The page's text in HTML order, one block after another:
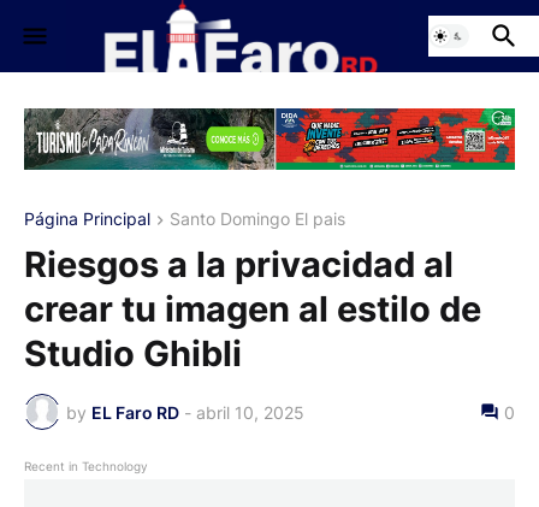
Página Principal Santo Domingo El pais
Riesgos a la privacidad al
crear tu imagen al estilo de
Studio Ghibli
by EL Faro RD - abril 10, 2025 0
Recent in Technology